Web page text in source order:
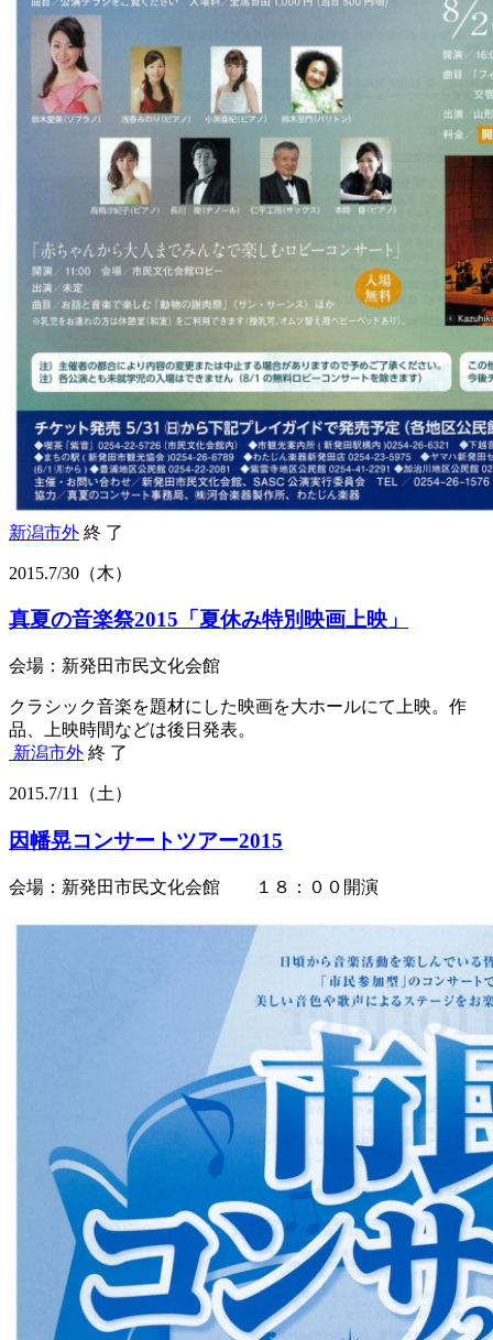
新潟市外 終 了
2015.7/30 （木）
真夏の音楽祭2015「夏休み特別映画上映」
会場：新発田市民文化会館
クラシック音楽を題材にした映画を大ホールにて上映。作
品、上映時間などは後日発表。
新潟市外 終 了
2015.7/11 （土）
因幡晃コンサートツアー2015
会場：新発田市民文化会館 １８：００開演